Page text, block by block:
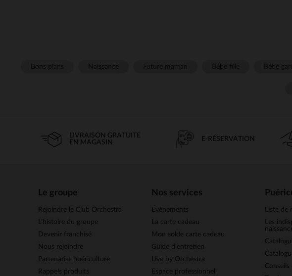
LIVRAISON GRATUITE
EN MAGASIN
E-RÉSERVATION
Le groupe
Rejoindre le Club Orchestra
L’histoire du groupe
Devenir franchisé
Nous rejoindre
Partenariat puériculture
Rappels produits
Nos services
Évènements
La carte cadeau
Mon solde carte cadeau
Guide d'entretien
Live by Orchestra
Espace professionnel
Liste de
Les